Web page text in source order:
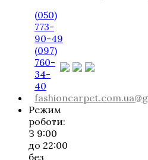
(050)
773-
90-49
(097)
760-
34-
40
Режим
роботи:
З 9:00
до 22:00
без